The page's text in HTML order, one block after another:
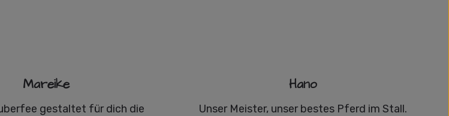
Mareike
gestaltet für dich die
Hano
Unser Meister, unser bestes Pferd im Stall.